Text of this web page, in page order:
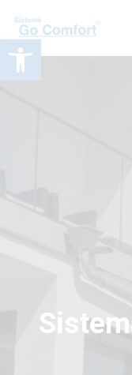
Obre la barra d'eines